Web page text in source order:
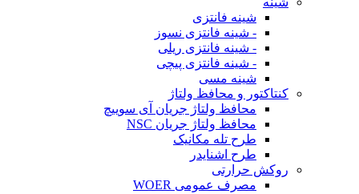
شینه فانتزی
- شینه فانتزی نسوز
- شینه فانتزی ریلی
- شینه فانتزی پیچی
شینه مسی
کنتاکتور و محافظ ولتاژ
محافظ ولتاژ جریان آی سوییچ
محافظ ولتاژ جریان NSC
طرح تله مکانیک
طرح اشنایدر
روکش حرارتی
مصرف عمومی WOER